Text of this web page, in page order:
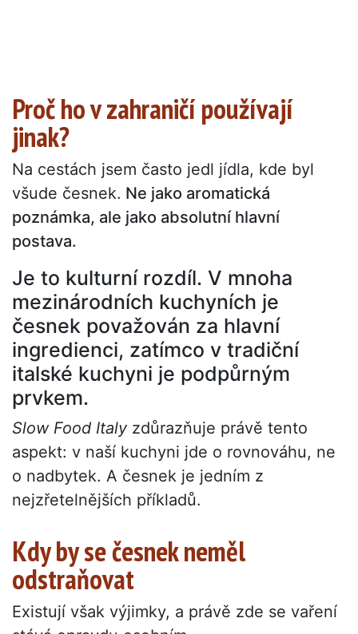
Proč ho v zahraničí používají
jinak?
Na cestách jsem často jedl jídla, kde byl
všude česnek. Ne jako aromatická
poznámka, ale jako absolutní hlavní
postava.
Je to kulturní rozdíl. V mnoha
mezinárodních kuchyních je
česnek považován za hlavní
ingredienci, zatímco v tradiční
italské kuchyni je podpůrným
prvkem.
Slow Food Italy zdůrazňuje právě tento
aspekt: v naší kuchyni jde o rovnováhu, ne
o nadbytek. A česnek je jedním z
nejzřetelnějších příkladů.
Kdy by se česnek neměl
odstraňovat
Existují však výjimky, a právě zde se vaření